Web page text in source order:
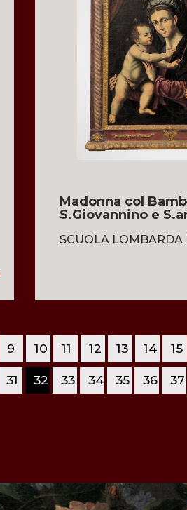
Madonna col
S.Giovannino e
SCUOLA LOMBARDA
9 10 11 12 13 14 15
31 32 33 34 35 36 37